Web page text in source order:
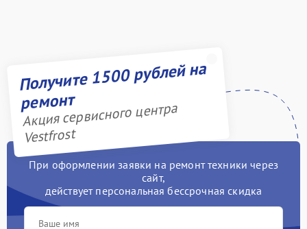
Получите 1500 рублей на
ремонт
Акция сервисного центра
Vestfrost
При оформлении заявки на ремонт техники через
сайт,
действует персональная бессрочная скидка